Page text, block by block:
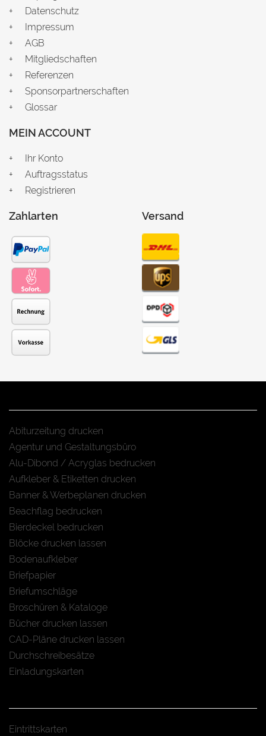
Datenschutz
Impressum
AGB
Mitgliedschaften
Referenzen
Sponsorpartnerschaften
Glossar
MEIN ACCOUNT
Ihr Konto
Auftragsstatus
Registrieren
Zahlarten Versand
Abiturzeitung drucken
Agentur und Gestaltungsbüro
Alu-Dibond / Acryglas bedrucken
Aufkleber & Etiketten drucken
Banner & Werbeplanen drucken
Beachflag bedrucken
Bierdeckel bedrucken
Blöcke drucken lassen
Bodenaufkleber
Briefpapier
Briefumschläge
Broschüren & Kataloge
Bücher drucken lassen
CAD-Pläne drucken lassen
Durchschreibesätze
Einladungskarten
Eintrittskarten